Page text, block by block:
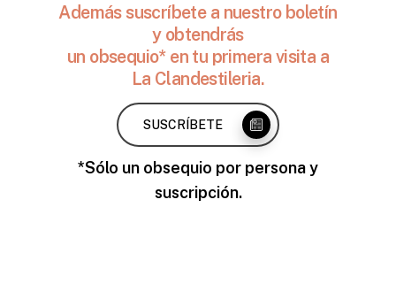
Además suscríbete a nuestro boletín
y obtendrás
un obsequio* en tu primera visita a
La Clandestileria.
SUSCRÍBETE
*Sólo un obsequio por persona y
suscripción.